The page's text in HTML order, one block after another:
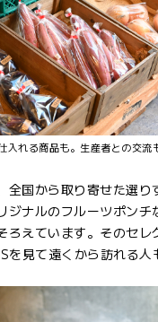
入れる商品も。生産者との交流
全国から取り寄せた選り
ジナルのフルーツポンチ
ろえています。そのセレ
を見て遠くから訪れる人